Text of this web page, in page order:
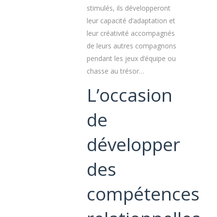
stimulés, ils développeront
leur capacité d’adaptation et
leur créativité accompagnés
de leurs autres compagnons
pendant les jeux d’équipe ou
chasse au trésor…
L’occasion
de
développer
des
compétences